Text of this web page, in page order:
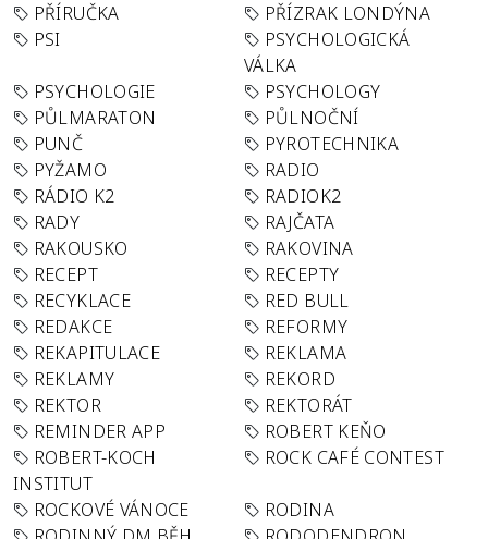
PŘÍRUČKA
PŘÍZRAK LONDÝNA
PSI
PSYCHOLOGICKÁ
VÁLKA
PSYCHOLOGIE
PSYCHOLOGY
PŮLMARATON
PŮLNOČNÍ
PUNČ
PYROTECHNIKA
PYŽAMO
RADIO
RÁDIO K2
RADIOK2
RADY
RAJČATA
RAKOUSKO
RAKOVINA
RECEPT
RECEPTY
RECYKLACE
RED BULL
REDAKCE
REFORMY
REKAPITULACE
REKLAMA
REKLAMY
REKORD
REKTOR
REKTORÁT
REMINDER APP
ROBERT KEŇO
ROBERT-KOCH
INSTITUT
ROCK CAFÉ CONTEST
ROCKOVÉ VÁNOCE
RODINA